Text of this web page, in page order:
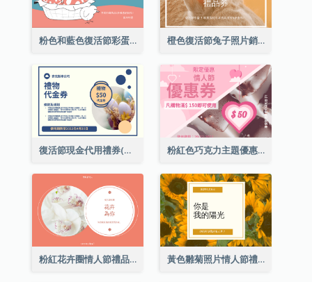
粉色和藍色復活節彩蛋銷售禮品卡 橙色復活節兔子照片銷售禮品卡
復活節現金代用禮券(附使用細則) 粉紅色巧克力主題優惠券
粉紅花卉圈情人節禮品卡 黃色雛菊照片情人節禮品卡